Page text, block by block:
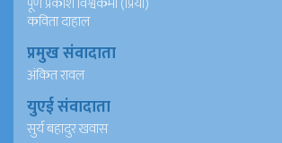
कविता दाहाल
प्रमुख संवादाता
अंकित रावल
युएई संवादाता
सुर्य बहादुर खवास